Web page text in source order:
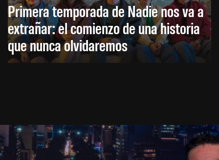
Primera temporada de Nadie nos va a
extrañar: el comienzo de una historia
que nunca olvidaremos